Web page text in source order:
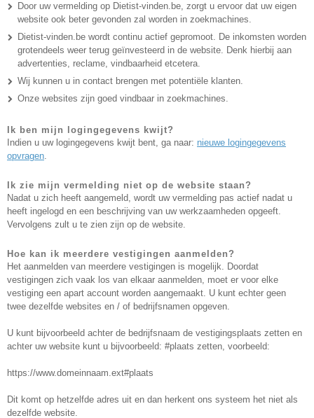
Door uw vermelding op Dietist-vinden.be, zorgt u ervoor dat uw eigen
website ook beter gevonden zal worden in zoekmachines.
Dietist-vinden.be wordt continu actief gepromoot. De inkomsten worden
grotendeels weer terug geïnvesteerd in de website. Denk hierbij aan
advertenties, reclame, vindbaarheid etcetera.
Wij kunnen u in contact brengen met potentiële klanten.
Onze websites zijn goed vindbaar in zoekmachines.
Ik ben mijn logingegevens kwijt?
Indien u uw logingegevens kwijt bent, ga naar: nieuwe logingegevens
opvragen.
Ik zie mijn vermelding niet op de website staan?
Nadat u zich heeft aangemeld, wordt uw vermelding pas actief nadat u
heeft ingelogd en een beschrijving van uw werkzaamheden opgeeft.
Vervolgens zult u te zien zijn op de website.
Hoe kan ik meerdere vestigingen aanmelden?
Het aanmelden van meerdere vestigingen is mogelijk. Doordat
vestigingen zich vaak los van elkaar aanmelden, moet er voor elke
vestiging een apart account worden aangemaakt. U kunt echter geen
twee dezelfde websites en / of bedrijfsnamen opgeven.
U kunt bijvoorbeeld achter de bedrijfsnaam de vestigingsplaats zetten en
achter uw website kunt u bijvoorbeeld: #plaats zetten, voorbeeld:
https://www.domeinnaam.ext#plaats
Dit komt op hetzelfde adres uit en dan herkent ons systeem het niet als
dezelfde website.